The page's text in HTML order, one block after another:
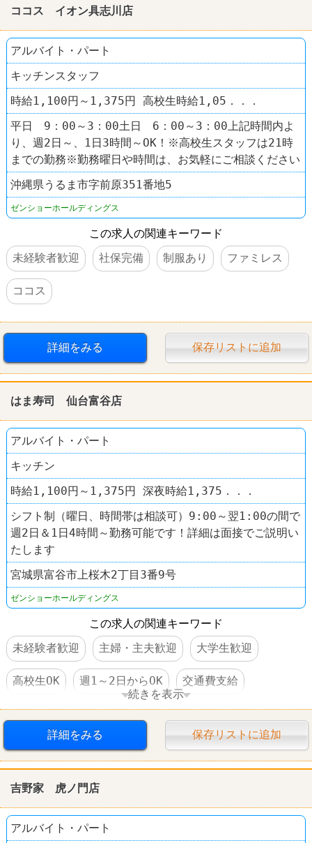
ココス イオン具志川店
アルバイト・パート
キッチンスタッフ
時給1,100円～1,375円 高校生時給1,05．．．
平日 9：00～3：00土日 6：00～3：00上記時間内よ
り、週2日～、1日3時間～OK！※高校生スタッフは21時
までの勤務※勤務曜日や時間は、お気軽にご相談ください
沖縄県うるま市字前原351番地5
ゼンショーホールディングス
この求人の関連キーワード
未経験者歓迎
社保完備 制服あり ファミレス
ココス
詳細をみる 保存リストに追加
はま寿司 仙台富谷店
アルバイト・パート
キッチン
時給1,100円～1,375円 深夜時給1,375．．．
シフト制（曜日、時間帯は相談可）9:00～翌1:00の間で
週2日＆1日4時間～勤務可能です！詳細は面接でご説明い
たします
宮城県富谷市上桜木2丁目3番9号
ゼンショーホールディングス
この求人の関連キーワード
未経験者歓迎
主婦・主夫歓迎 大学生歓迎
高校生OK 週1～2日からOK 交通費支給
社保完備 食事補助あり 社員登用あり
はま寿司
続きを表示
詳細をみる 保存リストに追加
吉野家 虎ノ門店
アルバイト・パート